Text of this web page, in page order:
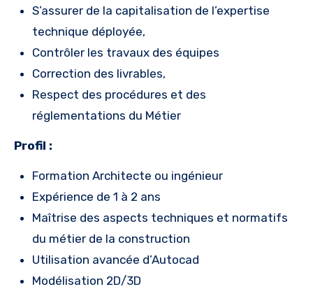
S’assurer de la capitalisation de l’expertise
technique déployée,
Contrôler les travaux des équipes
Correction des livrables,
Respect des procédures et des
réglementations du Métier
Profil :
Formation Architecte ou ingénieur
Expérience de 1 à 2 ans
Maîtrise des aspects techniques et normatifs
du métier de la construction
Utilisation avancée d’Autocad
Modélisation 2D/3D